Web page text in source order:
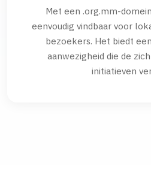
Met een .org.mm-
eenvoudig vindbaar voor
bezoekers. Het biedt
aanwezigheid die de
initiatieven